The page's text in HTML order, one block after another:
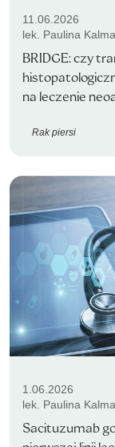
11.06.2026
lek. Paulina
BRIDGE: czy
na leczenie
Rak piersi
1.06.2026
lek. Paulina
Sacituzumab